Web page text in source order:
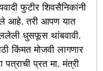
फुटीर शिवसैनिकांनी
आहे. तरी आपण यात
धुसफूस थांबवावी.
किंमत मोजवी लागणार
प्रत मा. मंत्री